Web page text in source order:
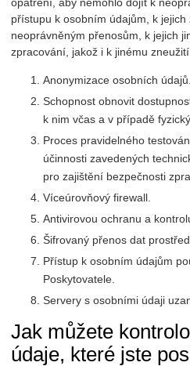
přístupu k osobním údajům, k jejich
neoprávněným přenosům, k jejich
zpracování, jakož i k jinému
Anonymizace osobních údajů.
Schopnost obnovit
k nim včas a v případě
Proces pravidelného
účinnosti zavedených
pro zajištění bezpečnosti
Víceúrovňový firewall.
Antivirovou ochranu a
Šifrovaný přenos dat
Přístup k osobním údajům
Poskytovatele.
Servery s osobními údaji
Jak můžete
údaje, které jste